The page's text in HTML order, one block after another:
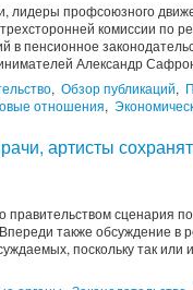
лидеры профсоюзного
комиссии по
пенсионное
Александр
, Обзор публикаций,
отношения,
артисты
сценария
также обсуждение в
поскольку так или